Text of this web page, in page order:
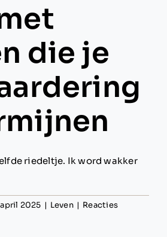
die je
riedeltje. Ik word wakker
2025 | Leven | Reacties